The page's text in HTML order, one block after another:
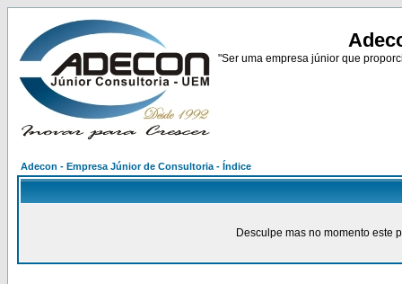
"Ser uma empresa júnior que
Adecon - Empresa Júnior de Consultoria - Índice
Desculpe mas no momento este